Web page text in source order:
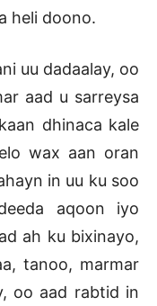
heli doono.
uu dadaalay, oo
aad u sarreysa
dhinaca kale
wax aan oran
in uu ku soo
aqoon iyo
ah ku bixinayo,
tanoo, marmar
oo aad rabtid in